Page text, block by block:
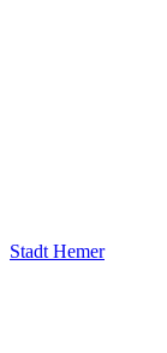
Stadt Hemer